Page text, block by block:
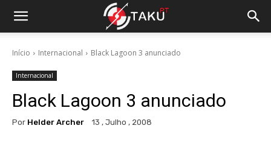
Início Internacional Black Lagoon 3 anunciado
Internacional
Black Lagoon 3 anunciado
Por Helder Archer 13 , Julho , 2008